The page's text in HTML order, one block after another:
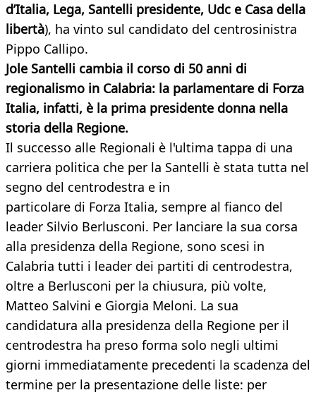
d’Italia, Lega, Santelli presidente, Udc e Casa della
libertà), ha vinto sul candidato del centrosinistra
Pippo Callipo.
Jole Santelli cambia il corso di 50 anni di
regionalismo in Calabria: la parlamentare di Forza
Italia, infatti, è la prima presidente donna nella
storia della Regione.
Il successo alle Regionali è l'ultima tappa di una
carriera politica che per la Santelli è stata tutta nel
segno del centrodestra e in
particolare di Forza Italia, sempre al fianco del
leader Silvio Berlusconi. Per lanciare la sua corsa
alla presidenza della Regione, sono scesi in
Calabria tutti i leader dei partiti di centrodestra,
oltre a Berlusconi per la chiusura, più volte,
Matteo Salvini e Giorgia Meloni. La sua
candidatura alla presidenza della Regione per il
centrodestra ha preso forma solo negli ultimi
giorni immediatamente precedenti la scadenza del
termine per la presentazione delle liste: per